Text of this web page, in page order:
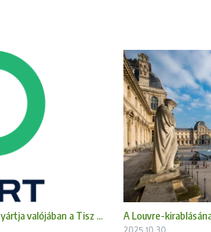
valójában a Tisz ... A Louvre-